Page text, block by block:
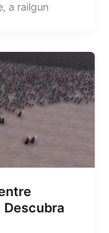
a railgun